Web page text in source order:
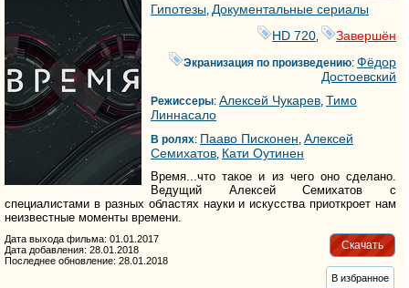
Гипотезы Документальные сериалы
HD 720
Завершён
Экранизация по произведению:Фёдор
Достоевский
Режиссеры: Алексей Чукарев Тимо
Линнасало
В ролях: Пааво Писконен Алексей
Семихатов Кати Оутинен
Время...что такое и из чего оно сделано.
Ведущий Алексей Семихатов с
специалистами в разных областях науки и искусства приоткроет нам
неизвестные моменты времени.
Скачать
Дата выхода фильма: 01.01.2017
Дата добавления: 28.01.2018
Последнее обновление: 28.01.2018
В избранное